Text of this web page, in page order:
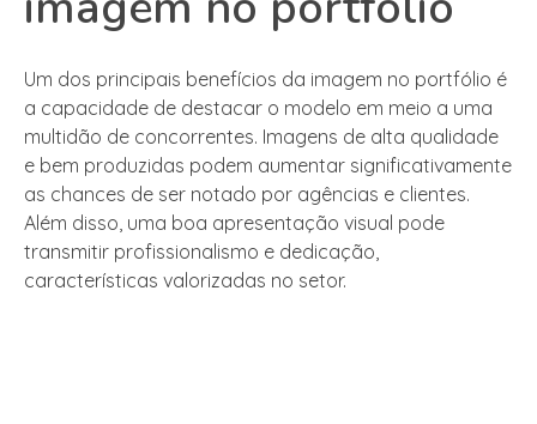
Um dos principais benefícios da imagem no portfólio é
a capacidade de destacar o modelo em meio a uma
multidão de concorrentes. Imagens de alta qualidade
e bem produzidas podem aumentar significativamente
as chances de ser notado por agências e clientes.
Além disso, uma boa apresentação visual pode
transmitir profissionalismo e dedicação,
características valorizadas no setor.